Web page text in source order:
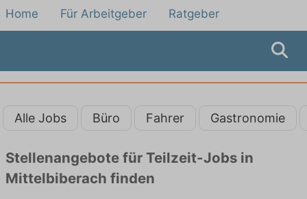
Home Für Arbeitgeber Ratgeber
Alle Jobs Büro Fahrer Gastronomie
Stellenangebote für Teilzeit-Jobs in
Mittelbiberach finden